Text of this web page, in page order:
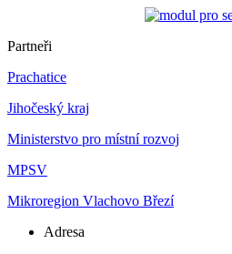
Partneři
Prachatice
Jihočeský kraj
Ministerstvo pro místní rozvoj
MPSV
Mikroregion Vlachovo Březí
Adresa